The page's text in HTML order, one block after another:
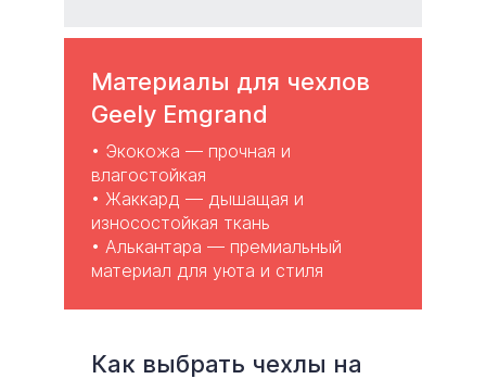
Материалы для чехлов
Geely Emgrand
• Экокожа — прочная и
влагостойкая
• Жаккард — дышащая и
износостойкая ткань
• Алькантара — премиальный
материал для уюта и стиля
Как выбрать чехлы на